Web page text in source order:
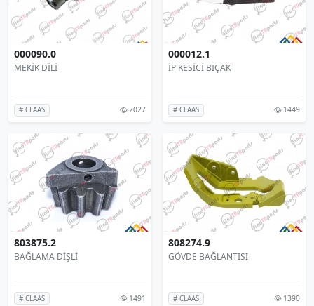
000090.0
MEKİK DİLİ
# CLAAS 2027
000012.1
İP KESİCİ BIÇAK
# CLAAS 1449
803875.2
BAĞLAMA DİŞLİ
# CLAAS 1491
808274.9
GÖVDE BAĞLANTISI
# CLAAS 1390